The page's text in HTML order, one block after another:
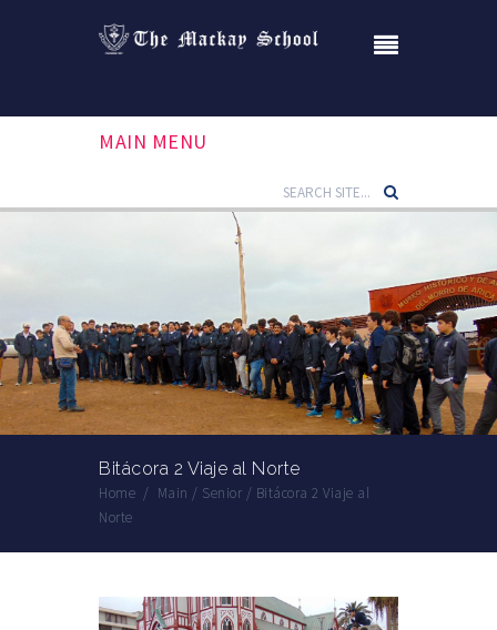
MAIN MENU
Bitácora 2 Viaje al Norte
Home / Main / Senior / Bitácora 2 Viaje al
Norte